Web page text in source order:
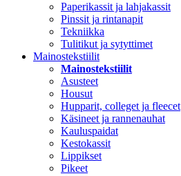
Paperikassit ja lahjakassit
Pinssit ja rintanapit
Tekniikka
Tulitikut ja sytyttimet
Mainostekstiilit
Mainostekstiilit
Asusteet
Housut
Hupparit, colleget ja fleecet
Käsineet ja rannenauhat
Kauluspaidat
Kestokassit
Lippikset
Pikeet